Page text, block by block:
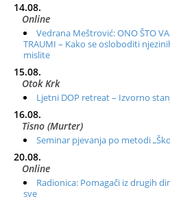
14.08.
Online
Vedrana Meštrović: ONO ŠTO
TRAUMI – Kako se osloboditi
mislite
15.08.
Otok Krk
Ljetni DOP retreat – Izvorno
16.08.
Tisno (Murter)
Seminar pjevanja po metodi
20.08.
Online
Radionica: Pomagači iz drugih
sve